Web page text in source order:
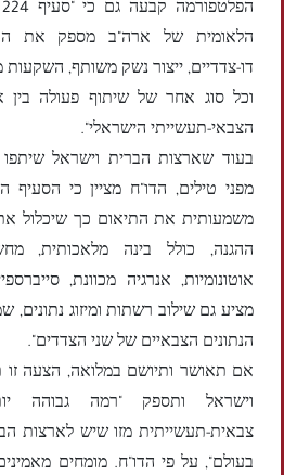
הלאומית של ארה"ב מספק את
דו-צדדיים, ייצור נשק משותף, השקעות
וכל סוג אחר של שיתוף פעולה בין
הצבאי-תעשייתי הישראלי".
בעוד שארצות הברית וישראל
מפני טילים, הדו"ח מציין כי הסעיף
משמעותית את התיאום כך שיכלול את
ההגנה, כולל בינה מלאכותית,
אוטונומיות, אנרגיה מכוונת,
מציע גם שילוב רשתות ומיזוג נתונים,
הנתונים הצבאיים של שני הצדדים".
אם תאושר ותיושם במלואה, הצעה
וישראל ותספק "רמה גבוהה
צבאית-תעשייתית מזו שיש לארצות
בעולם", על פי הדו"ח. מומחים